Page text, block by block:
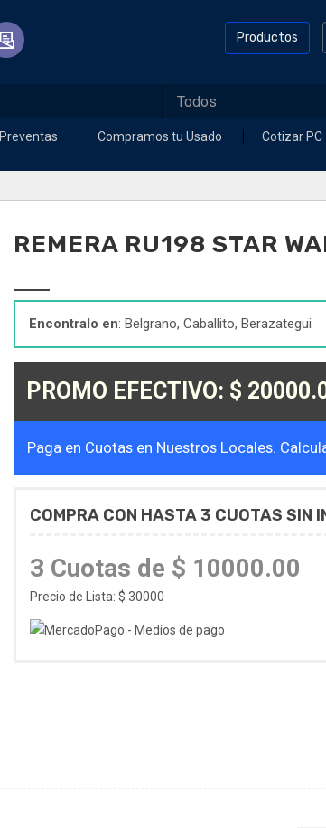
Productos
Preventas Compramos tu Usado Cotizar PC
REMERA RU198 STAR
Encontralo en: Belgrano, Caballito, Berazategui
PROMO EFECTIVO: $
Paga en Cuotas en Nuestros Locales.
COMPRA CON HASTA 3 CUOTAS SIN
3 Cuotas de $ 10000.00
Precio de Lista: $ 30000